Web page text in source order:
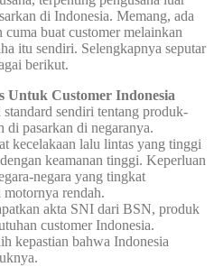
di Indonesia. Memang, ada
buat customer melainkan
itu sendiri. Selengkapnya seputar
berikut.
Untuk Customer Indonesia
sendiri tentang produk-
pasarkan di negaranya.
kecelakaan lalu lintas yang tinggi
keamanan tinggi. Keperluan
negara yang tingkat
motornya rendah.
akta SNI dari BSN, produk
customer Indonesia.
kepastian bahwa Indonesia